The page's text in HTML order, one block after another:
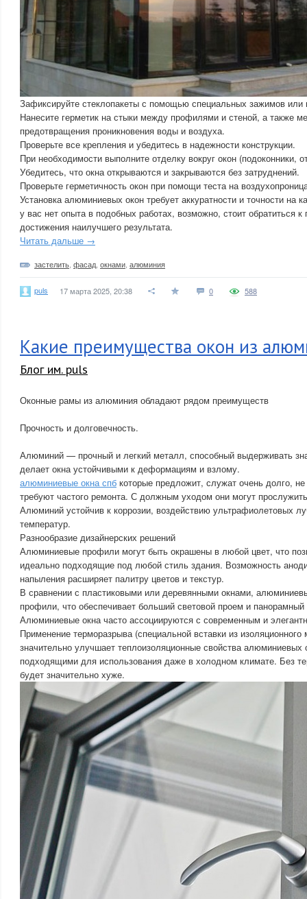
Зафиксируйте стеклопакеты с помощью специальных зажимов или
Нанесите герметик на стыки между профилями и стеной, а также
предотвращения проникновения воды и воздуха.
Проверьте все крепления и убедитесь в надежности конструкции.
При необходимости выполните отделку вокруг окон (подоконники,
Убедитесь, что окна открываются и закрываются без затруднений.
Проверьте герметичность окон при помощи теста на
Установка алюминиевых окон требует аккуратности и точности на
у вас нет опыта в подобных работах, возможно, стоит обратиться
достижения наилучшего результата.
Читать дальше →
застелить фасад окнами алюминия
puls 17 марта 2025, 20:38 0 588
Какие преимущества окон из
Блог им. puls
Оконные рамы из алюминия обладают рядом преимуществ
Прочность и долговечность.
Алюминий — прочный и легкий металл, способный выдерживать
делает окна устойчивыми к деформациям и взлому.
алюминиевые окна спб которые предложит, служат очень долго,
требуют частого ремонта. С должным уходом они могут
Алюминий устойчив к коррозии, воздействию ультрафиолетовых
температур.
Разнообразие дизайнерских решений
Алюминиевые профили могут быть окрашены в любой цвет, что
идеально подходящие под любой стиль здания. Возможность
напыления расширяет палитру цветов и текстур.
В сравнении с пластиковыми или деревянными окнами,
профили, что обеспечивает больший световой проем и
Алюминиевые окна часто ассоциируются с современным и
Применение терморазрыва (специальной вставки из
значительно улучшает теплоизоляционные свойства алюминиевых
подходящими для использования даже в холодном климате. Без
будет значительно хуже.